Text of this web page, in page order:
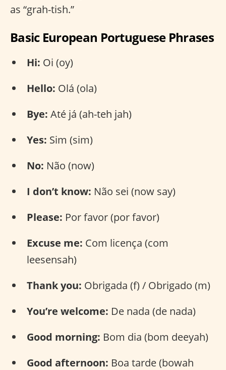
as “grah-tish.”
Basic European Portuguese Phrases
Hi: Oi (oy)
Hello: Olá (ola)
Bye: Até já (ah-teh jah)
Yes: Sim (sim)
No: Não (now)
I don’t know: Não sei (now say)
Please: Por favor (por favor)
Excuse me: Com licença (com
leesensah)
Thank you: Obrigada (f) / Obrigado (m)
You’re welcome: De nada (de nada)
Good morning: Bom dia (bom deeyah)
Good afternoon: Boa tarde (bowah